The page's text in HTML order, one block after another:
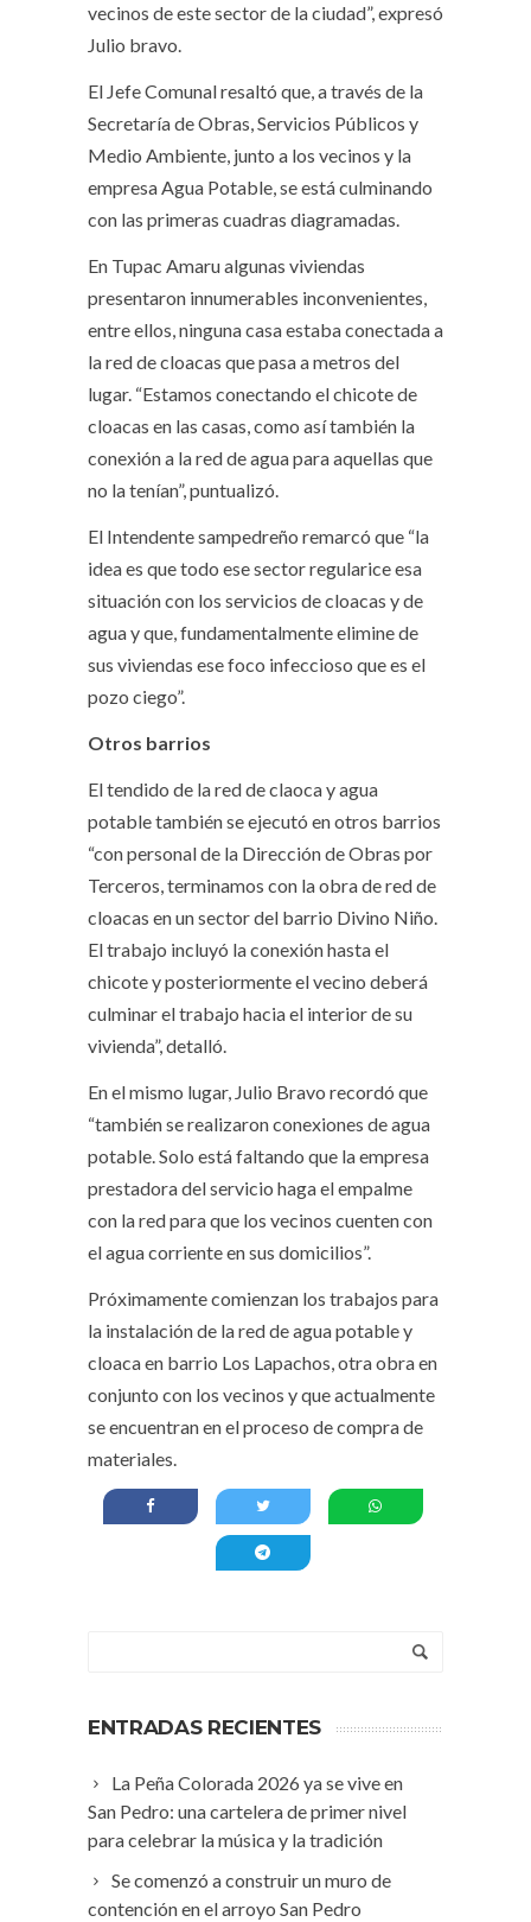
vecinos de este sector de la ciudad”, expresó
Julio bravo.
El Jefe Comunal resaltó que, a través de la
Secretaría de Obras, Servicios Públicos y
Medio Ambiente, junto a los vecinos y la
empresa Agua Potable, se está culminando
con las primeras cuadras diagramadas.
En Tupac Amaru algunas viviendas
presentaron innumerables inconvenientes,
entre ellos, ninguna casa estaba conectada a
la red de cloacas que pasa a metros del
lugar. “Estamos conectando el chicote de
cloacas en las casas, como así también la
conexión a la red de agua para aquellas que
no la tenían”, puntualizó.
El Intendente sampedreño remarcó que “la
idea es que todo ese sector regularice esa
situación con los servicios de cloacas y de
agua y que, fundamentalmente elimine de
sus viviendas ese foco infeccioso que es el
pozo ciego”.
Otros barrios
El tendido de la red de claoca y agua
potable también se ejecutó en otros barrios
“con personal de la Dirección de Obras por
Terceros, terminamos con la obra de red de
cloacas en un sector del barrio Divino Niño.
El trabajo incluyó la conexión hasta el
chicote y posteriormente el vecino deberá
culminar el trabajo hacia el interior de su
vivienda”, detalló.
En el mismo lugar, Julio Bravo recordó que
“también se realizaron conexiones de agua
potable. Solo está faltando que la empresa
prestadora del servicio haga el empalme
con la red para que los vecinos cuenten con
el agua corriente en sus domicilios”.
Próximamente comienzan los trabajos para
la instalación de la red de agua potable y
cloaca en barrio Los Lapachos, otra obra en
conjunto con los vecinos y que actualmente
se encuentran en el proceso de compra de
materiales.
ENTRADAS RECIENTES
La Peña Colorada 2026 ya se vive en
San Pedro: una cartelera de primer nivel
para celebrar la música y la tradición
Se comenzó a construir un muro de
contención en el arroyo San Pedro